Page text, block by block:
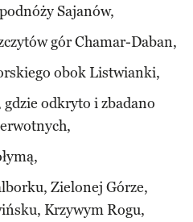
Sajanów,
gór Chamar-Daban,
obok Listwianki,
odkryto i zbadano
Zielonej Górze,
Krzywym Rogu,